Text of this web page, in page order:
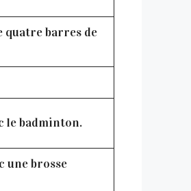
quatre barres de
le badminton.
une brosse